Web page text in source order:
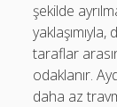
şekilde
taraflar
odaklanır.
daha az